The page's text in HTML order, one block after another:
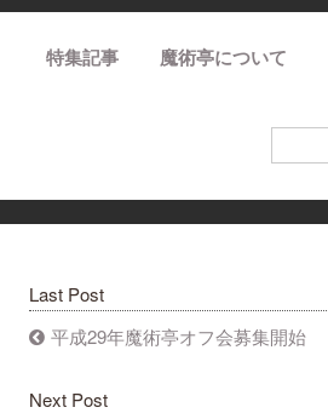
特集記事 魔術亭について
Last Post
平成29年魔術亭オフ会募集開始
Next Post